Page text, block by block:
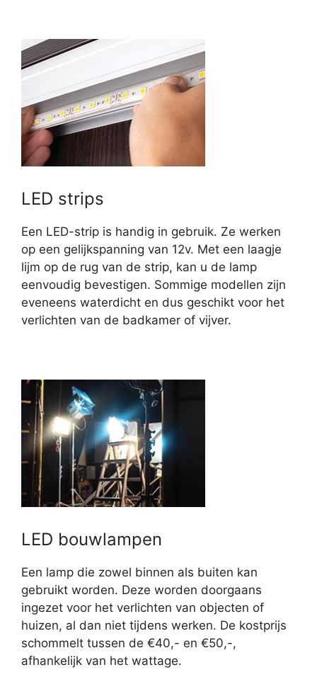
LED strips
Een LED-strip is handig in gebruik. Ze werken
op een gelijkspanning van 12v. Met een laagje
lijm op de rug van de strip, kan u de lamp
eenvoudig bevestigen. Sommige modellen zijn
eveneens waterdicht en dus geschikt voor het
verlichten van de badkamer of vijver.
LED bouwlampen
Een lamp die zowel binnen als buiten kan
gebruikt worden. Deze worden doorgaans
ingezet voor het verlichten van objecten of
huizen, al dan niet tijdens werken. De kostprijs
schommelt tussen de €40,- en €50,-,
afhankelijk van het wattage.